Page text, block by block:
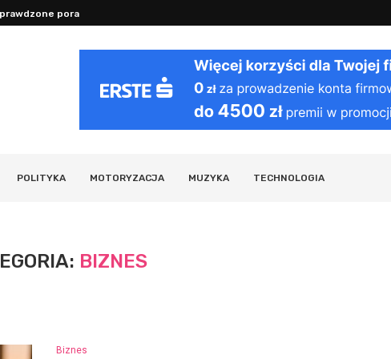
porady na sen, nawodnienie...
POLITYKA MOTORYZACJA MUZYKA TECHNOLOGIA
BIZNES
Biznes